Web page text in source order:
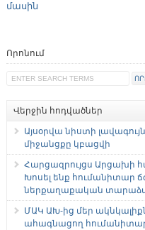
մասին
Որոնում
Վերջին հոդվածներ
Այսօրվա նիստի
միջանցքը կբացվի
Հարցազրույցս Արցախի
Խոսել ենք հումանիտար
ներքաղաքական
ՄԱԿ ԱԽ-ից մեր
ահագնացող